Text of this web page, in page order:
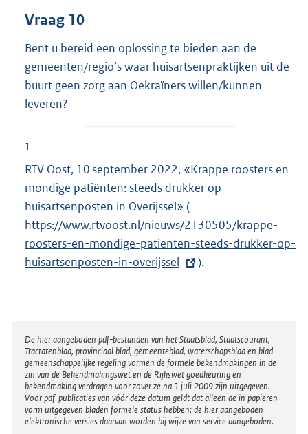
Vraag 10
Bent u bereid een oplossing te bieden aan de
gemeenten/regio’s waar huisartsenpraktijken uit de
buurt geen zorg aan Oekraïners willen/kunnen
leveren?
1
RTV Oost, 10 september 2022, «Krappe roosters en
mondige patiënten: steeds drukker op
huisartsenposten in Overijssel» (
x
t
e
l
i
n
k
:
https://www.rtvoost.nl/nieuws/2130505/krappe-
roosters-en-mondige-patienten-steeds-drukker-op-
huisartsenposten-in-overijssel
).
Disclaimer
De hier aangeboden pdf-bestanden van het Staatsblad, Staatscourant,
Tractatenblad, provinciaal blad, gemeenteblad, waterschapsblad en blad
gemeenschappelijke regeling vormen de formele bekendmakingen in de
zin van de Bekendmakingswet en de Rijkswet goedkeuring en
bekendmaking verdragen voor zover ze na 1 juli 2009 zijn uitgegeven.
Voor pdf-publicaties van vóór deze datum geldt dat alleen de in papieren
vorm uitgegeven bladen formele status hebben; de hier aangeboden
elektronische versies daarvan worden bij wijze van service aangeboden.